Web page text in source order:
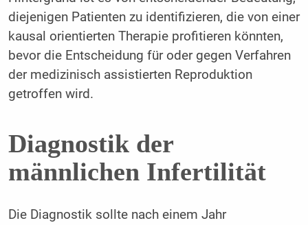
diejenigen Patienten zu identifizieren, die von einer
kausal orientierten Therapie profitieren könnten,
bevor die Entscheidung für oder gegen Verfahren
der medizinisch assistierten Reproduktion
getroffen wird.
Diagnostik der
männlichen Infertilität
Die Diagnostik sollte nach einem Jahr